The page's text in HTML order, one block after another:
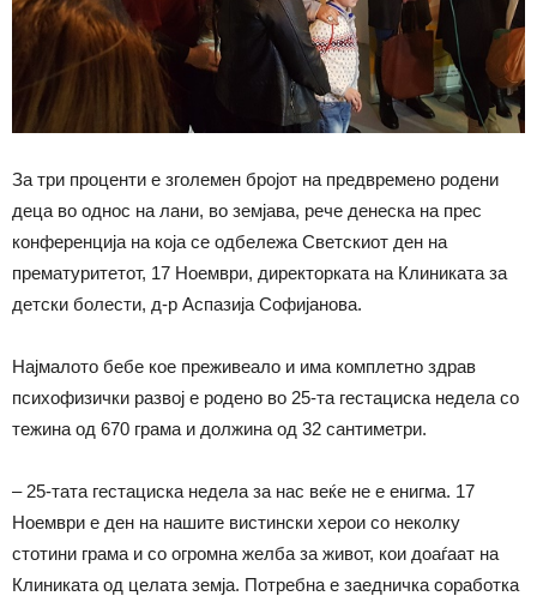
За три проценти е зголемен бројот на предвремено родени
деца во однос на лани, во земјава, рече денеска на прес
конференција на која се одбележа Светскиот ден на
прематуритетот, 17 Ноември, директорката на Клиниката за
детски болести, д-р Аспазија Софијанова.
Најмалото бебе кое преживеало и има комплетно здрав
психофизички развој е родено во 25-та гестациска недела со
тежина од 670 грама и должина од 32 сантиметри.
– 25-тата гестациска недела за нас веќе не е енигма. 17
Ноември е ден на нашите вистински херои со неколку
стотини грама и со огромна желба за живот, кои доаѓаат на
Клиниката од целата земја. Потребна е заедничка соработка